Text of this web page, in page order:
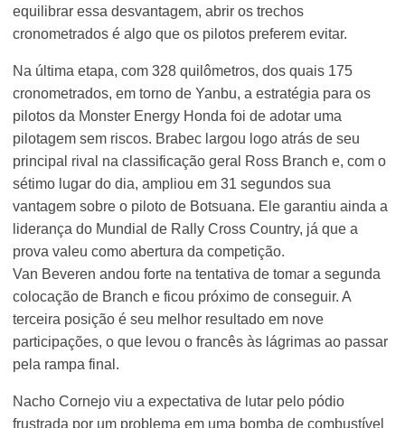
equilibrar essa desvantagem, abrir os trechos
cronometrados é algo que os pilotos preferem evitar.
Na última etapa, com 328 quilômetros, dos quais 175
cronometrados, em torno de Yanbu, a estratégia para os
pilotos da Monster Energy Honda foi de adotar uma
pilotagem sem riscos. Brabec largou logo atrás de seu
principal rival na classificação geral Ross Branch e, com o
sétimo lugar do dia, ampliou em 31 segundos sua
vantagem sobre o piloto de Botsuana. Ele garantiu ainda a
liderança do Mundial de Rally Cross Country, já que a
prova valeu como abertura da competição.
Van Beveren andou forte na tentativa de tomar a segunda
colocação de Branch e ficou próximo de conseguir. A
terceira posição é seu melhor resultado em nove
participações, o que levou o francês às lágrimas ao passar
pela rampa final.
Nacho Cornejo viu a expectativa de lutar pelo pódio
frustrada por um problema em uma bomba de combustível